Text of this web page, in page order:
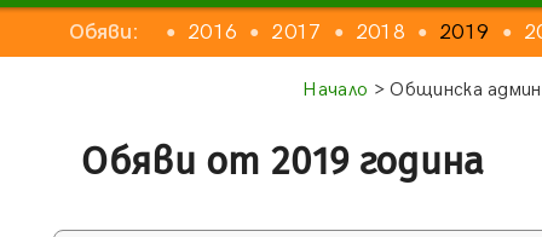
Обяви:
● 2015 ● 2016 ● 2017 ● 2018 ● 2019 ●
Начало > Общинска
Обяви от 2019 година